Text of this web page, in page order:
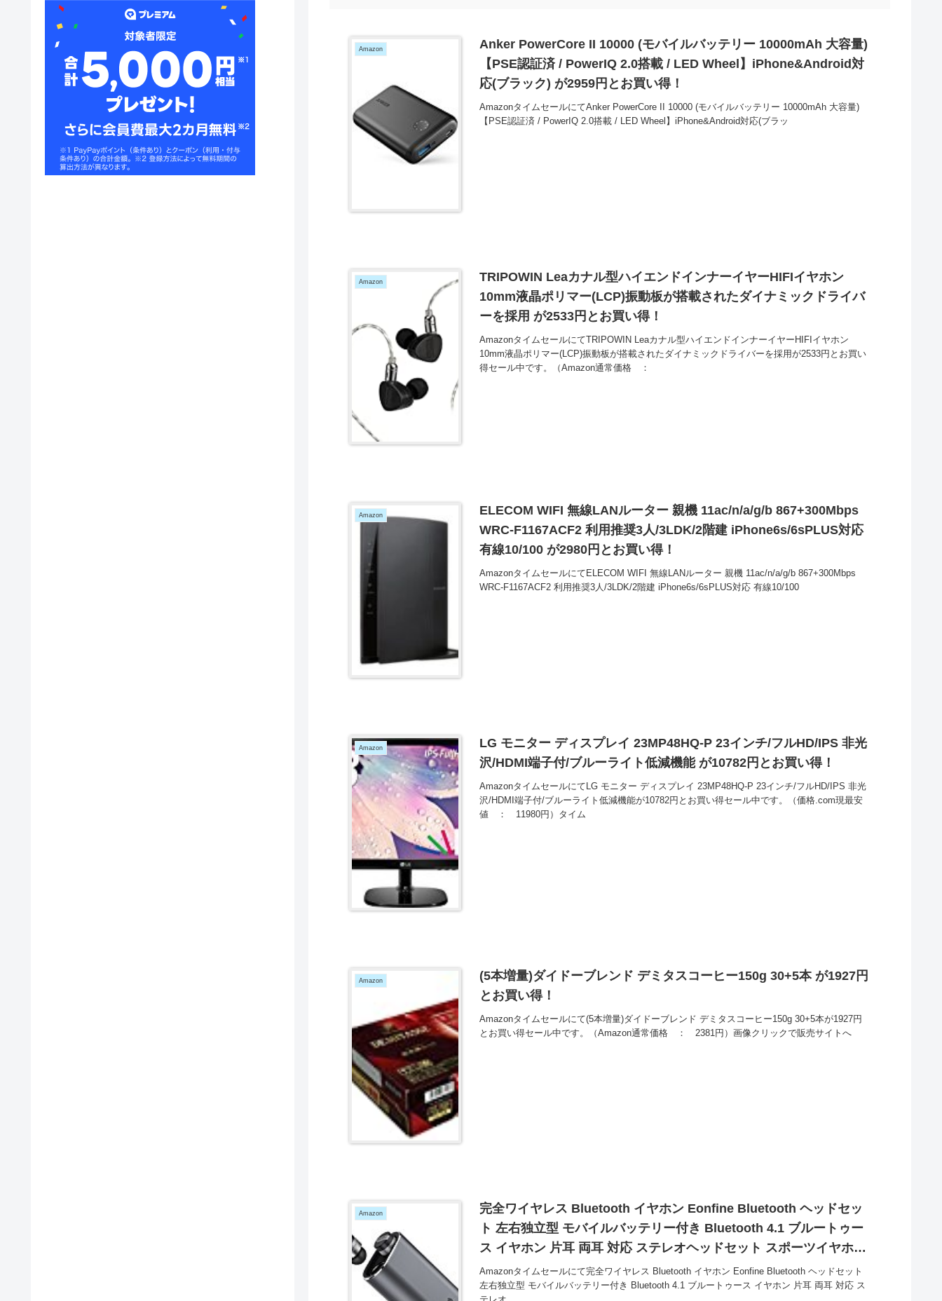
Amazon
Anker PowerCore II 10000 (モバイルバッテリー 10000mAh 大容量)
【PSE認証済 / PowerIQ 2.0搭載 / LED Wheel】iPhone&Android対
応(ブラック) が2959円とお買い得！
AmazonタイムセールにてAnker PowerCore II 10000 (モバイルバッテリー 10000mAh 大容量)
【PSE認証済 / PowerIQ 2.0搭載 / LED Wheel】iPhone&Android対応(ブラッ
Amazon
TRIPOWIN Leaカナル型ハイエンドインナーイヤーHIFIイヤホン
10mm液晶ポリマー(LCP)振動板が搭載されたダイナミックドライバ
ーを採用 が2533円とお買い得！
AmazonタイムセールにてTRIPOWIN Leaカナル型ハイエンドインナーイヤーHIFIイヤホン
10mm液晶ポリマー(LCP)振動板が搭載されたダイナミックドライバーを採用が2533円とお買い
得セール中です。（Amazon通常価格 ：
Amazon
ELECOM WIFI 無線LANルーター 親機 11ac/n/a/g/b 867+300Mbps
WRC-F1167ACF2 利用推奨3人/3LDK/2階建 iPhone6s/6sPLUS対応
有線10/100 が2980円とお買い得！
AmazonタイムセールにてELECOM WIFI 無線LANルーター 親機 11ac/n/a/g/b 867+300Mbps
WRC-F1167ACF2 利用推奨3人/3LDK/2階建 iPhone6s/6sPLUS対応 有線10/100
Amazon
LG モニター ディスプレイ 23MP48HQ-P 23インチ/フルHD/IPS 非光
沢/HDMI端子付/ブルーライト低減機能 が10782円とお買い得！
AmazonタイムセールにてLG モニター ディスプレイ 23MP48HQ-P 23インチ/フルHD/IPS 非光
沢/HDMI端子付/ブルーライト低減機能が10782円とお買い得セール中です。（価格.com現最安
値 ： 11980円）タイム
Amazon
(5本増量)ダイドーブレンド デミタスコーヒー150g 30+5本 が1927円
とお買い得！
Amazonタイムセールにて(5本増量)ダイドーブレンド デミタスコーヒー150g 30+5本が1927円
とお買い得セール中です。（Amazon通常価格 ： 2381円）画像クリックで販売サイトへ
Amazon
完全ワイヤレス Bluetooth イヤホン Eonfine Bluetooth ヘッドセッ
ト 左右独立型 モバイルバッテリー付き Bluetooth 4.1 ブルートゥー
ス イヤホン 片耳 両耳 対応 ステレオヘッドセット スポーツイヤホン
高音質 超小型 超軽量 マイク内蔵 ハンズフリー通話 ブルートゥース
ヘッドセット が5853円とお買い得！
Amazonタイムセールにて完全ワイヤレス Bluetooth イヤホン Eonfine Bluetooth ヘッドセット
左右独立型 モバイルバッテリー付き Bluetooth 4.1 ブルートゥース イヤホン 片耳 両耳 対応 ス